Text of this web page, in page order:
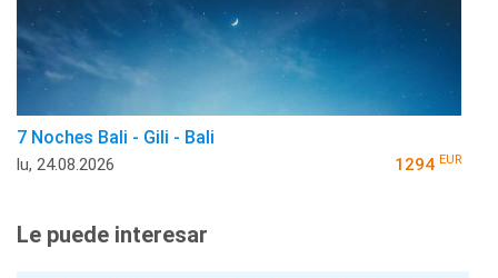
7 Noches Bali - Gili - Bali
lu, 24.08.2026 1294 EUR
Le puede interesar